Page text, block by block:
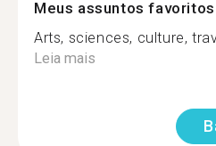
Meus assuntos favoritos
Arts, sciences, culture,
Leia mais